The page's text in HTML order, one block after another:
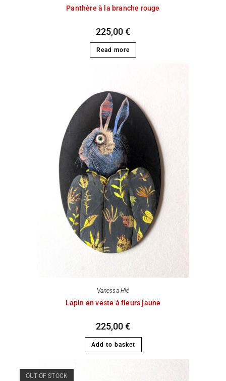
Panthère à la branche rouge
225,00€
Read more
Vanessa Hié
Lapin en veste à fleurs jaune
225,00€
Add to basket
OUT OF STOCK